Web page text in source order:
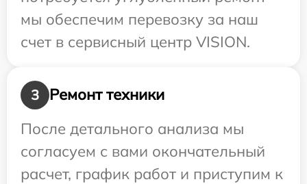
мы обеспечим перевозку за наш
счет в сервисный центр VISION.
3
Ремонт техники
После детального анализа мы
согласуем с вами окончательный
расчет, график работ и приступим к